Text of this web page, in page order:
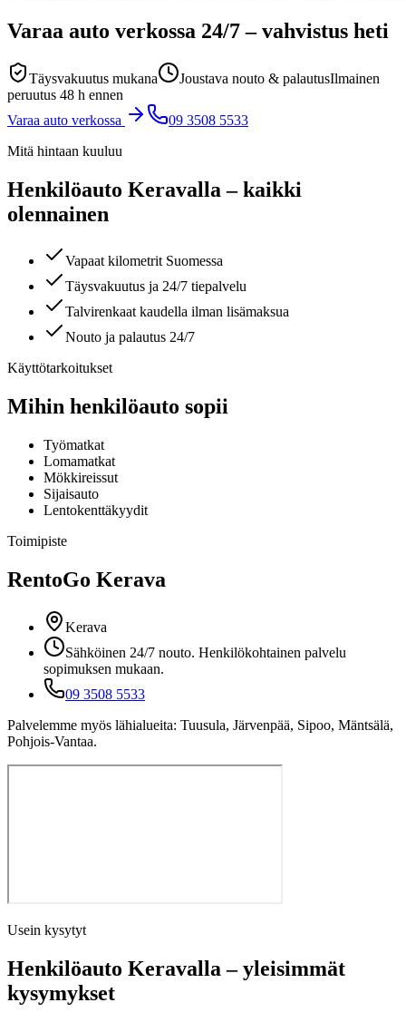
Varaa auto verkossa 24/7– vahvistus heti
Täysvakuutus mukana Joustava nouto & palautusIlmainen
peruutus 48 h ennen
Varaa auto verkossa
09 3508 5533
Mitä hintaan kuuluu
Henkilöauto Keravalla – kaikki
olennainen
Vapaat kilometrit Suomessa
Täysvakuutus ja 24/7 tiepalvelu
Talvirenkaat kaudella ilman lisämaksua
Nouto ja palautus 24/7
Käyttötarkoitukset
Mihin henkilöauto sopii
Työmatkat
Lomamatkat
Mökkireissut
Sijaisauto
Lentokenttäkyydit
Toimipiste
RentoGo Kerava
Kerava
Sähköinen 24/7 nouto. Henkilökohtainen palvelu
sopimuksen mukaan.
09 3508 5533
Palvelemme myös lähialueita: Tuusula, Järvenpää, Sipoo, Mäntsälä,
Pohjois-Vantaa.
Usein kysytyt
Henkilöauto Keravalla – yleisimmät
kysymykset